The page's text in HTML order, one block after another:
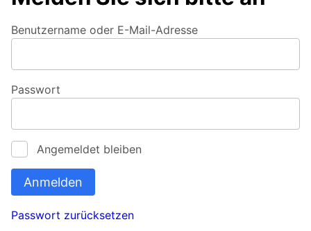
Benutzername oder E-Mail-Adresse
Passwort
Angemeldet bleiben
Passwort zurücksetzen